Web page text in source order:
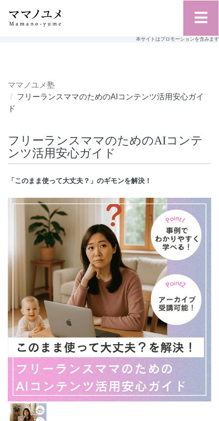
本サイトはプロモーションを含みます
ママノユメ塾
フリーランスママのためのAIコンテンツ活用安心ガイ
ド
フリーランスママのためのAIコンテ
ンツ活用安心ガイド
「このまま使って大丈夫？」のギモンを解決！